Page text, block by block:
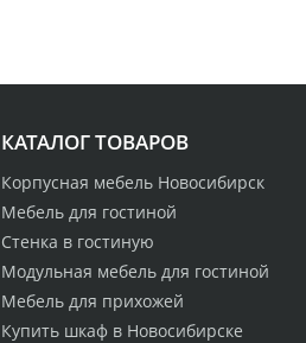
КАТАЛОГ ТОВАРОВ
Корпусная мебель Новосибирск
Мебель для гостиной
Стенка в гостиную
Модульная мебель для гостиной
Мебель для прихожей
Купить шкаф в Новосибирске